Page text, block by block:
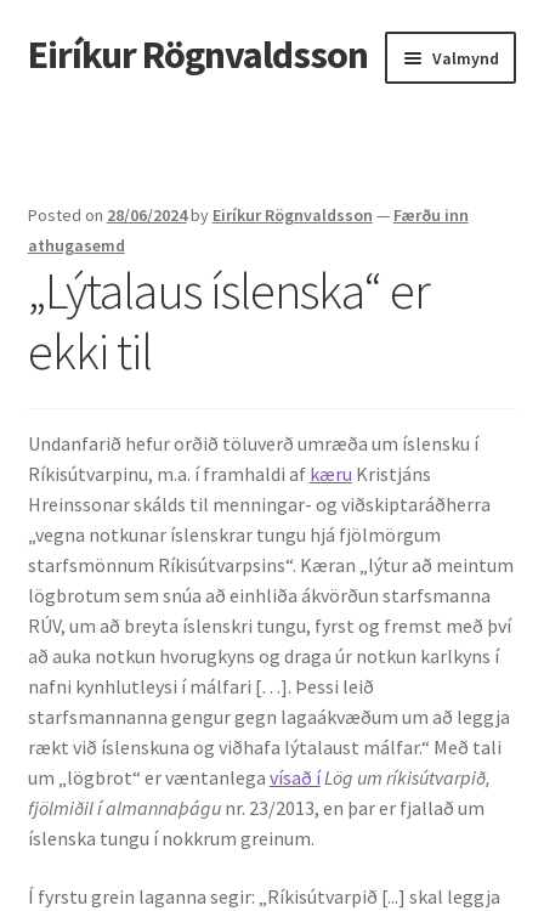
Fara
beint
Hoppa
yfir
Eiríkur Rögnvaldsson Valmynd
Ætt
Líf og starf
Myndir
Kennsla
Kennd námskeið
Kennsluefni
Yfirlit um kennslu
Stjórnun
Innan Háskólans
Samstarfsverkefni
Styrkir og verðlaun
Posted on 28/06/2024by Eiríkur Rögnvaldsson — Færðu inn
athugasemd
„Lýtalaus íslenska“ er
ekki til
Undanfarið hefur orðið töluverð umræða um íslensku í
Ríkisútvarpinu, m.a. í framhaldi af kæru Kristjáns
Hreinssonar skálds til menningar- og viðskiptaráðherra
„vegna notkunar íslenskrar tungu hjá fjölmörgum
starfsmönnum Ríkisútvarpsins“. Kæran „lýtur að meintum
lögbrotum sem snúa að einhliða ákvörðun starfsmanna
RÚV, um að breyta íslenskri tungu, fyrst og fremst með því
að auka notkun hvorugkyns og draga úr notkun karlkyns í
nafni kynhlutleysi í málfari […]. Þessi leið
starfsmannanna gengur gegn lagaákvæðum um að leggja
rækt við íslenskuna og viðhafa lýtalaust málfar.“ Með tali
um „lögbrot“ er væntanlega vísað íLög um ríkisútvarpið,
fjölmiðil í almannaþágunr. 23/2013, en þar er fjallað um
íslenska tungu í nokkrum greinum.
Í fyrstu grein laganna segir: „Ríkisútvarpið [...] skal leggja